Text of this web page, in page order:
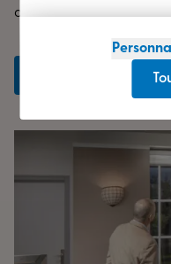
dans le Loiret.